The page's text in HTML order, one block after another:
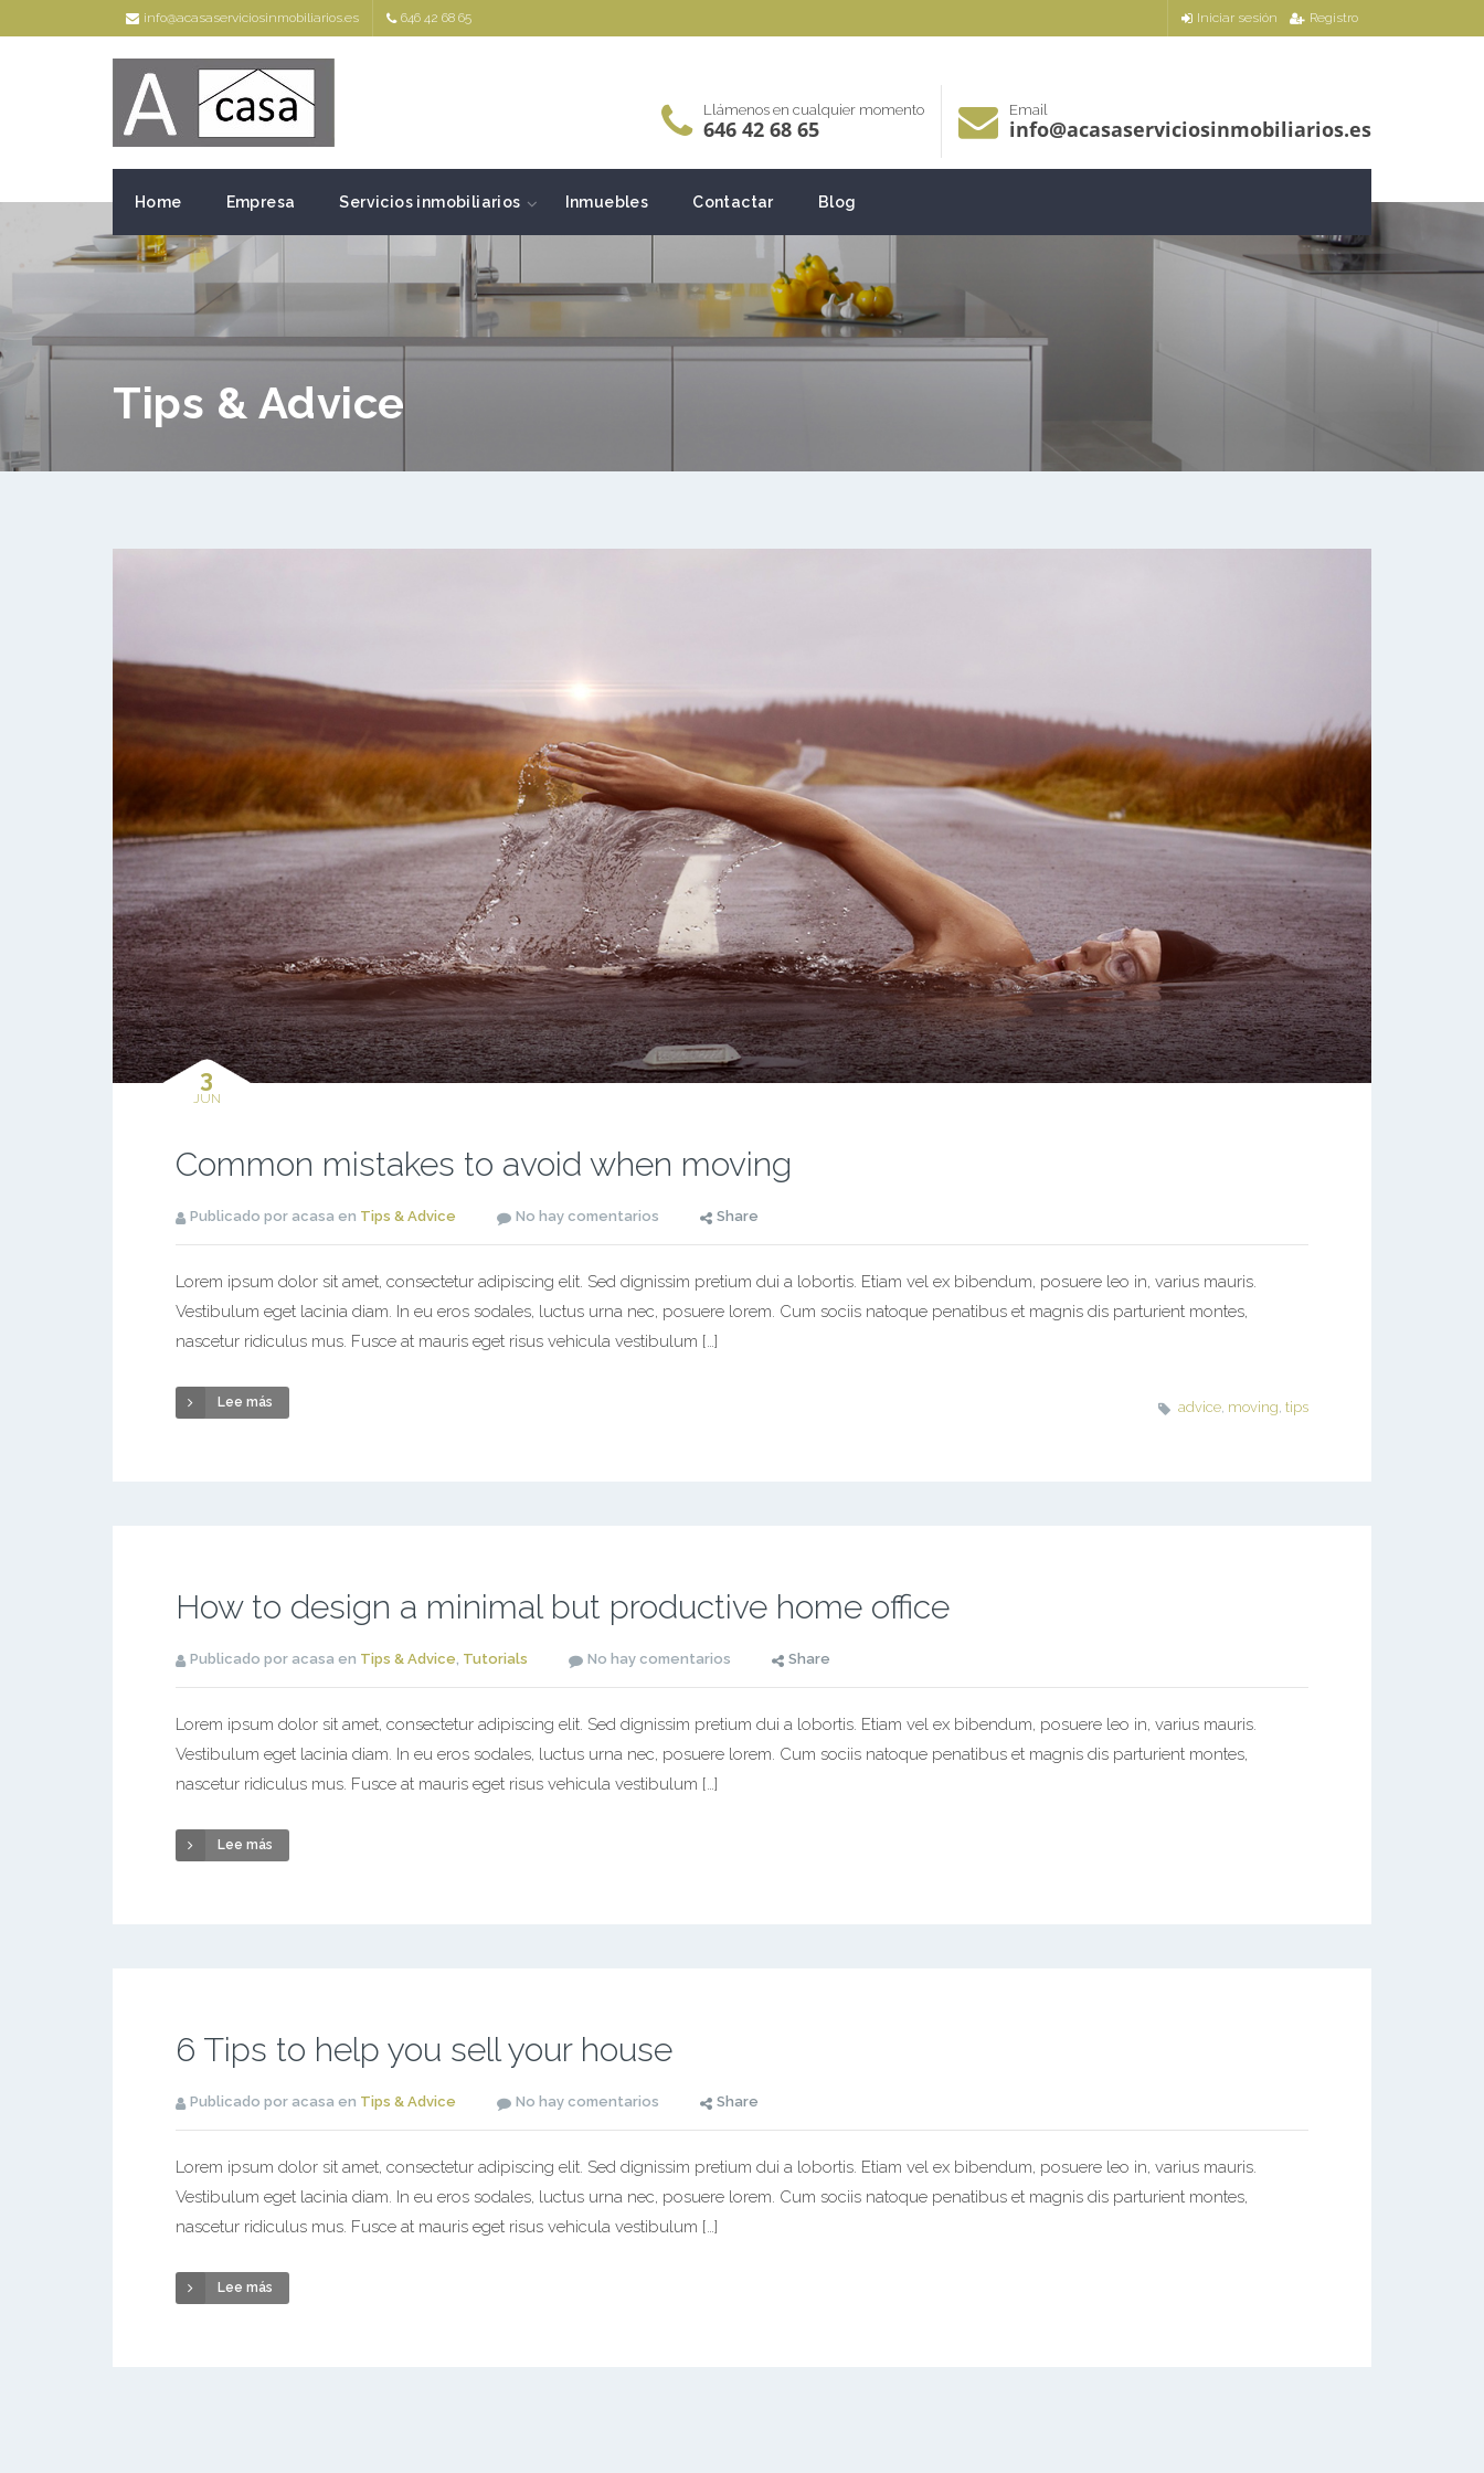
info@acasaserviciosinmobiliarios.es 646 42 68 65 Iniciar sesión Registro
Llámenos en cualquier momento
646 42 68 65
Email
info@acasaserviciosinmobiliarios.es
Home Empresa Servicios inmobiliarios Inmuebles Contactar Blog
Tips & Advice
3
JUN
Common mistakes to avoid when moving
Publicado por acasa en Tips & Advice No hay comentarios Share
Lorem ipsum dolor sit amet, consectetur adipiscing elit. Sed dignissim pretium dui a lobortis. Etiam vel ex bibendum, posuere leo in, varius mauris.
Vestibulum eget lacinia diam. In eu eros sodales, luctus urna nec, posuere lorem. Cum sociis natoque penatibus et magnis dis parturient montes,
nascetur ridiculus mus. Fusce at mauris eget risus vehicula vestibulum […]
Lee más advice, moving, tips
How to design a minimal but productive home office
Publicado por acasa en Tips & Advice, Tutorials No hay comentarios Share
Lorem ipsum dolor sit amet, consectetur adipiscing elit. Sed dignissim pretium dui a lobortis. Etiam vel ex bibendum, posuere leo in, varius mauris.
Vestibulum eget lacinia diam. In eu eros sodales, luctus urna nec, posuere lorem. Cum sociis natoque penatibus et magnis dis parturient montes,
nascetur ridiculus mus. Fusce at mauris eget risus vehicula vestibulum […]
Lee más
6 Tips to help you sell your house
Publicado por acasa en Tips & Advice No hay comentarios Share
Lorem ipsum dolor sit amet, consectetur adipiscing elit. Sed dignissim pretium dui a lobortis. Etiam vel ex bibendum, posuere leo in, varius mauris.
Vestibulum eget lacinia diam. In eu eros sodales, luctus urna nec, posuere lorem. Cum sociis natoque penatibus et magnis dis parturient montes,
nascetur ridiculus mus. Fusce at mauris eget risus vehicula vestibulum […]
Lee más